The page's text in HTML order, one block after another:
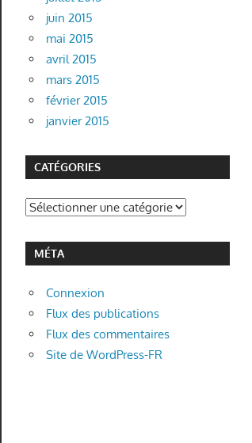
juin 2015
mai 2015
avril 2015
mars 2015
février 2015
janvier 2015
CATÉGORIES
Catégories
MÉTA
Connexion
Flux des publications
Flux des commentaires
Site de WordPress-FR